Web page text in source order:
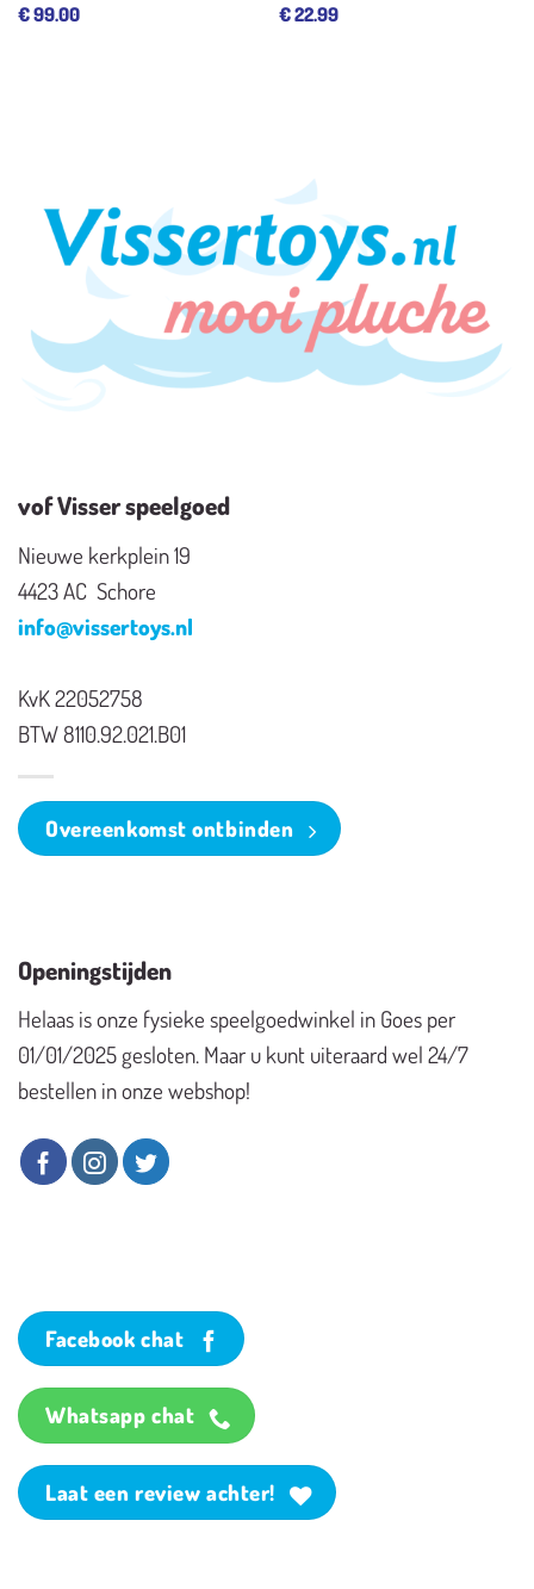
€99.00 €22.99
vof Visser speelgoed
Nieuwe kerkplein 19
4423 AC Schore
info@vissertoys.nl
KvK 22052758
BTW 8110.92.021.B01
Overeenkomst ontbinden
Openingstijden
Helaas is onze fysieke speelgoedwinkel in Goes per
01/01/2025 gesloten. Maar u kunt uiteraard wel 24/7
bestellen in onze webshop!
Facebook chat
Whatsapp chat
Laat een review achter!